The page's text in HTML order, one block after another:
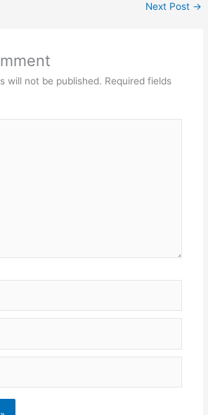
Next Post →
will not be published. Required fields